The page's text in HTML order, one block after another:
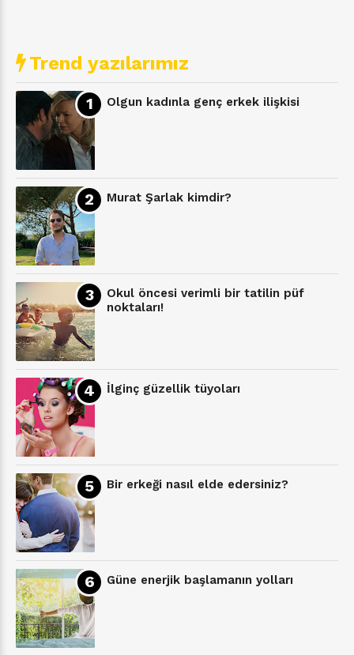
Trend yazılarımız
Olgun kadınla genç erkek ilişkisi
Murat Şarlak kimdir?
Okul öncesi verimli bir tatilin püf
noktaları!
İlginç güzellik tüyoları
Bir erkeği nasıl elde edersiniz?
Güne enerjik başlamanın yolları